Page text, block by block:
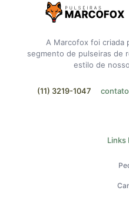
A Marcofox foi criada
segmento de pulseiras de
estilo de
(11) 3219-1047
Links